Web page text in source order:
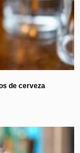
de cerveza